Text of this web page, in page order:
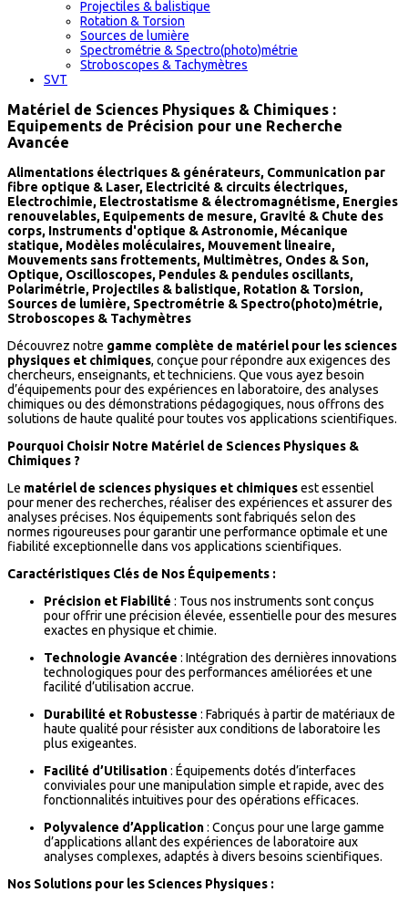
Projectiles & balistique
Rotation & Torsion
Sources de lumière
Spectrométrie & Spectro(photo)métrie
Stroboscopes & Tachymètres
SVT
Matériel de Sciences Physiques & Chimiques :
Equipements de Précision pour une Recherche
Avancée
Alimentations électriques & générateurs, Communication par
fibre optique & Laser, Electricité & circuits électriques,
Electrochimie, Electrostatisme & électromagnétisme, Energies
renouvelables, Equipements de mesure, Gravité & Chute des
corps, Instruments d'optique & Astronomie, Mécanique
statique, Modèles moléculaires, Mouvement lineaire,
Mouvements sans frottements, Multimètres, Ondes & Son,
Optique, Oscilloscopes, Pendules & pendules oscillants,
Polarimétrie, Projectiles & balistique, Rotation & Torsion,
Sources de lumière, Spectrométrie & Spectro(photo)métrie,
Stroboscopes & Tachymètres
Découvrez notre gamme complète de matériel pour les sciences
physiques et chimiques, conçue pour répondre aux exigences des
chercheurs, enseignants, et techniciens. Que vous ayez besoin
d’équipements pour des expériences en laboratoire, des analyses
chimiques ou des démonstrations pédagogiques, nous offrons des
solutions de haute qualité pour toutes vos applications scientifiques.
Pourquoi Choisir Notre Matériel de Sciences Physiques &
Chimiques ?
Le matériel de sciences physiques et chimiquesest essentiel
pour mener des recherches, réaliser des expériences et assurer des
analyses précises. Nos équipements sont fabriqués selon des
normes rigoureuses pour garantir une performance optimale et une
fiabilité exceptionnelle dans vos applications scientifiques.
Caractéristiques Clés de Nos Équipements :
Précision et Fiabilité : Tous nos instruments sont conçus
pour offrir une précision élevée, essentielle pour des mesures
exactes en physique et chimie.
Technologie Avancée : Intégration des dernières innovations
technologiques pour des performances améliorées et une
facilité d’utilisation accrue.
Durabilité et Robustesse : Fabriqués à partir de matériaux de
haute qualité pour résister aux conditions de laboratoire les
plus exigeantes.
Facilité d’Utilisation: Équipements dotés d’interfaces
conviviales pour une manipulation simple et rapide, avec des
fonctionnalités intuitives pour des opérations efficaces.
Polyvalence d’Application: Conçus pour une large gamme
d’applications allant des expériences de laboratoire aux
analyses complexes, adaptés à divers besoins scientifiques.
Nos Solutions pour les Sciences Physiques :